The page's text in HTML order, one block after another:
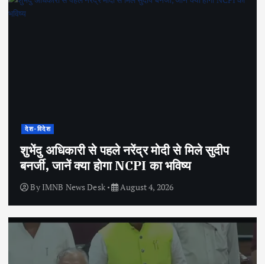
देश-विदेश
शुभेंदु अधिकारी से पहले नरेंद्र मोदी से मिले सुदीप
बनर्जी, जानें क्या होगा NCPI का भविष्य
By IMNB News Desk August 4, 2026